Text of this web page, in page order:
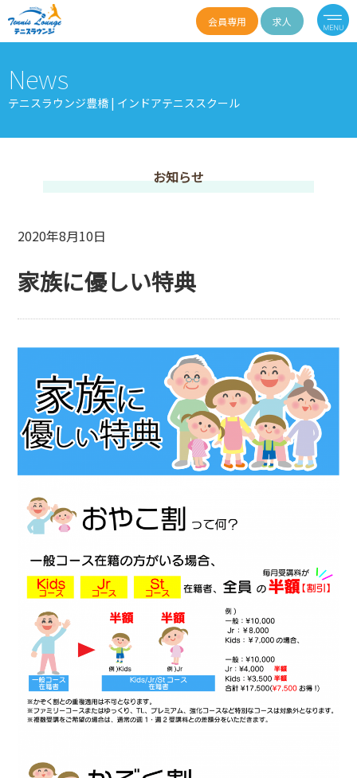
会員専用 求人
News
テニスラウンジ豊橋 | インドアテニススクール
お知らせ
2020年8月10日
家族に優しい特典